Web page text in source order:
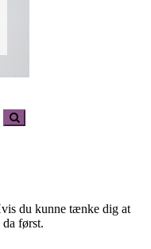
du kunne tænke dig at
først.